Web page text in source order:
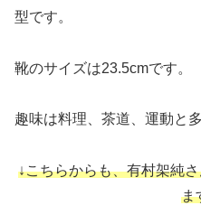
型です。
靴のサイズは23.5cmです。
趣味は料理、茶道、運動と
↓こちらからも、有村架純
ま